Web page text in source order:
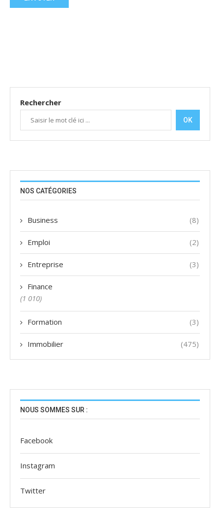
Rechercher
OK
NOS CATÉGORIES
Business (8)
Emploi (2)
Entreprise (3)
Finance
(1 010)
Formation (3)
Immobilier (475)
NOUS SOMMES SUR :
Facebook
Instagram
Twitter